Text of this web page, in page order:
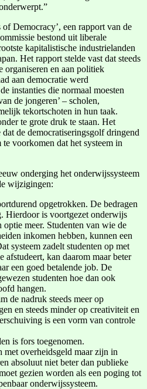
Democracy’, een rapport van de
bestond uit liberale
kapitalistische industrielanden
Het rapport stelde vast dat steeds
organiseren en aan politiek
aan democratie werd
instanties die normaal moesten
de jongeren’ – scholen,
tekortschoten in hun taak.
te grote druk te staan. Het
de democratiseringsgolf dringend
voorkomen dat het systeem in
onderging het onderwijssysteem
wijzigingen:
opgetrokken. De bedragen
Hierdoor is voortgezet onderwijs
meer. Studenten van wie de
inkomen hebben, kunnen een
systeem zadelt studenten op met
afstudeert, kan daarom maar beter
een goed betalende job. De
studenten hoe dan ook
hangen.
de nadruk steeds meer op
en steeds minder op creativiteit en
is een vorm van controle
is fors toegenomen.
met overheidsgeld maar zijn in
absoluut niet beter dan publieke
gezien worden als een poging tot
onderwijssysteem.